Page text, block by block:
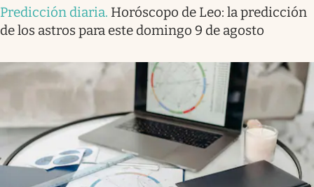
Predicción diaria. Horóscopo de Leo: la predicción
de los astros para este domingo 9 de agosto